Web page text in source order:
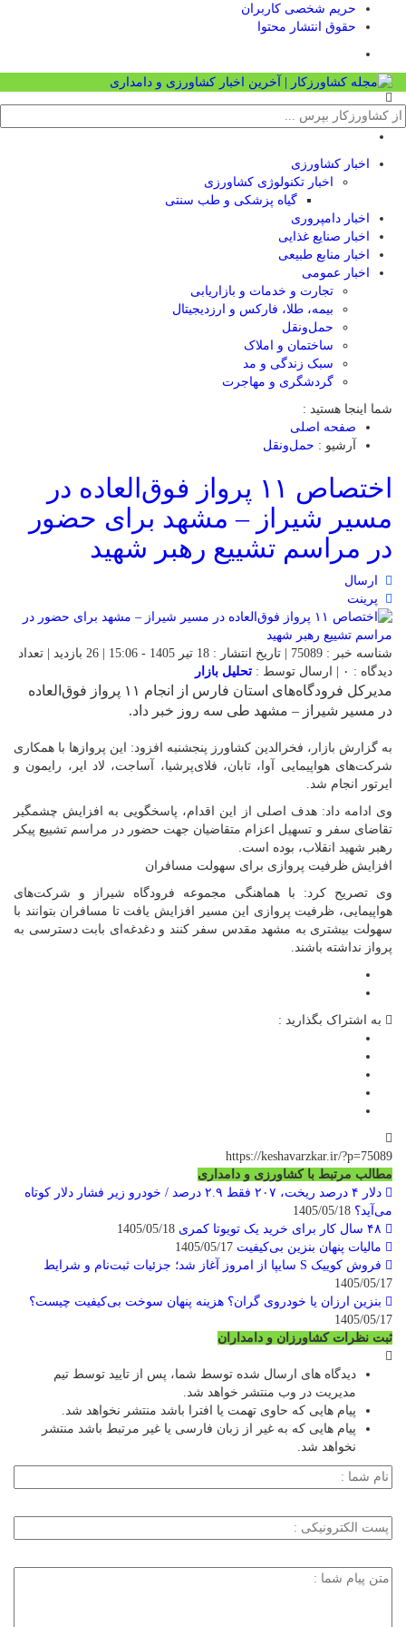
حریم شخصی کاربران
حقوق انتشار محتوا
اخبار کشاورزی
اخبار تکنولوژی کشاورزی
گیاه پزشکی و طب سنتی
اخبار دامپروری
اخبار صنایع غذایی
اخبار منابع طبیعی
اخبار عمومی
تجارت و خدمات و بازاریابی
بیمه، طلا، فارکس و ارزدیجیتال
حمل‌و‌نقل
ساختمان و املاک
سبک زندگی و مد
گردشگری و مهاجرت
شما اینجا هستید :
صفحه اصلی
آرشیو : حمل‌و‌نقل
اختصاص ۱۱ پرواز فوق‌العاده در
مسیر شیراز – مشهد برای حضور
در مراسم تشییع رهبر شهید
ارسال
پرینت
شناسه خبر : 75089 | تاریخ انتشار : 18 تیر 1405 - 15:06 | 26 بازدید | تعداد
دیدگاه : ۰ | ارسال توسط : تحلیل بازار
مدیرکل فرودگاه‌های استان فارس از انجام ۱۱ پرواز فوق‌العاده
در مسیر شیراز – مشهد طی سه روز خبر داد.
به گزارش بازار، فخرالدین کشاورز پنجشنبه افزود: این پروازها با همکاری
شرکت‌های هواپیمایی آوا، تابان، فلای‌پرشیا، آساجت، لاد ایر، رایمون و
ایرتور انجام شد.
وی ادامه داد: هدف اصلی از این اقدام، پاسخگویی به افزایش چشمگیر
تقاضای سفر و تسهیل اعزام متقاضیان جهت حضور در مراسم تشییع پیکر
رهبر شهید انقلاب، بوده است.
افزایش ظرفیت پروازی برای سهولت مسافران
وی تصریح کرد: با هماهنگی مجموعه فرودگاه شیراز و شرکت‌های
هواپیمایی، ظرفیت پروازی این مسیر افزایش یافت تا مسافران بتوانند با
سهولت بیشتری به مشهد مقدس سفر کنند و دغدغه‌ای بابت دسترسی به
پرواز نداشته باشند.
به اشتراک بگذارید :
https://keshavarzkar.ir/?p=75089
مطالب مرتبط با کشاورزی و دامداری
دلار ۴ درصد ریخت، ۲۰۷ فقط ۲.۹ درصد / خودرو زیر فشار دلار کوتاه
می‌آید؟
مالیات پنهان بنزین بی‌کیفیت
فروش کوییک S سایپا از امروز آغاز شد؛ جزئیات ثبت‌نام و شرایط
1405/05/17
بنزین ارزان یا خودروی گران؟ هزینه پنهان سوخت بی‌کیفیت چیست؟
1405/05/17
ثبت نظرات کشاورزان و دامداران
دیدگاه های ارسال شده توسط شما، پس از تایید توسط تیم
مدیریت در وب منتشر خواهد شد.
پیام هایی که حاوی تهمت یا افترا باشد منتشر نخواهد شد.
پیام هایی که به غیر از زبان فارسی یا غیر مرتبط باشد منتشر
نخواهد شد.